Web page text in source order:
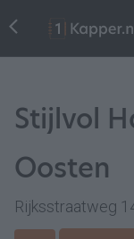
Stijlvol
Oosten
Rijksstraatweg